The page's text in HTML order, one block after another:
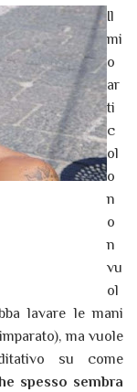
Il
mi
o
ar
ti
c
ol
o
n
o
n
vu
ol
lavare le mani
ma vuole
su come
spesso sembra